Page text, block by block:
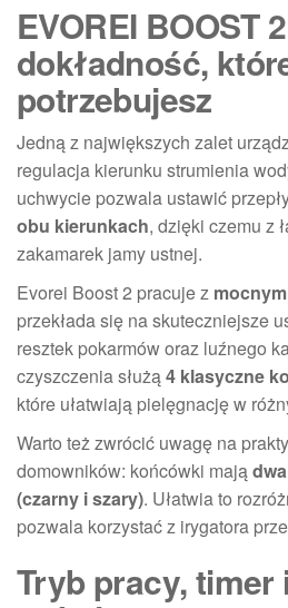
EVOREI BOOST
dokładność,
potrzebujesz
Jedną z największych zalet
regulacja kierunku strumienia
uchwycie pozwala ustawić
obu kierunkach, dzięki czemu z
zakamarek jamy ustnej.
Evorei Boost 2 pracuje z
przekłada się na skuteczniejsze
resztek pokarmów oraz luźnego
czyszczenia służą4 klasyczne
które ułatwiają pielęgnację w
Warto też zwrócić uwagę na
domowników: końcówki mają
(czarny i szary). Ułatwia to
pozwala korzystać z irygatora
Tryb pracy, timer